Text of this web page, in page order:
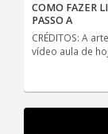
COMO FAZER
PASSO A
CRÉDITOS: A
vídeo aula de